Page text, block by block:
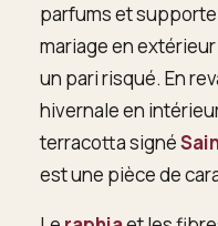
parfums et supporte
mariage en
un pari risqué. En
hivernale en
terracotta signé
est une pièce de